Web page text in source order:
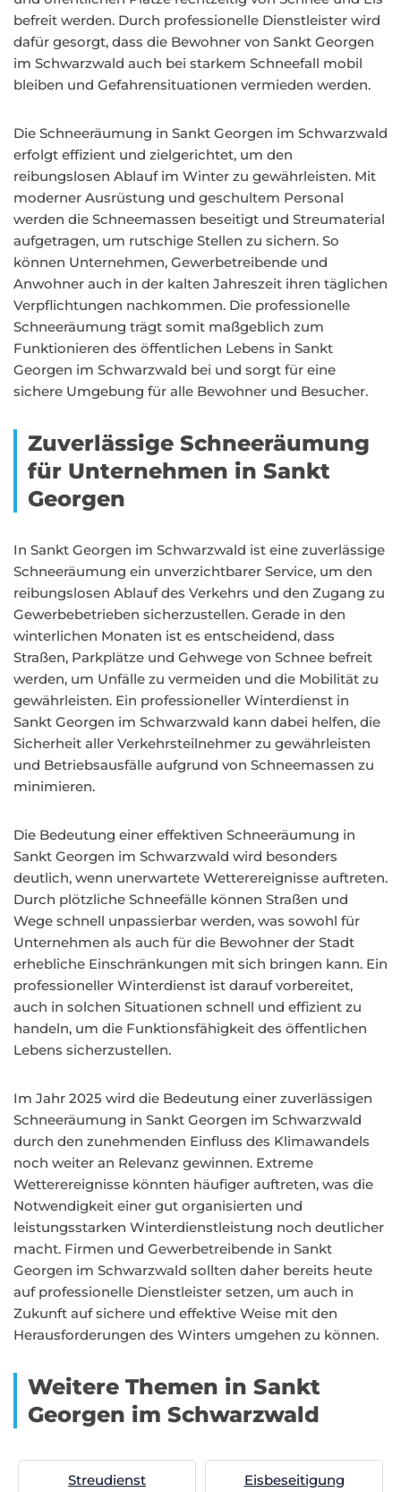
befreit werden. Durch professionelle Dienstleister wird
dafür gesorgt, dass die Bewohner von Sankt Georgen
im Schwarzwald auch bei starkem Schneefall mobil
bleiben und Gefahrensituationen vermieden werden.
Die Schneeräumung in Sankt Georgen im Schwarzwald
erfolgt effizient und zielgerichtet, um den
reibungslosen Ablauf im Winter zu gewährleisten. Mit
moderner Ausrüstung und geschultem Personal
werden die Schneemassen beseitigt und Streumaterial
aufgetragen, um rutschige Stellen zu sichern. So
können Unternehmen, Gewerbetreibende und
Anwohner auch in der kalten Jahreszeit ihren täglichen
Verpflichtungen nachkommen. Die professionelle
Schneeräumung trägt somit maßgeblich zum
Funktionieren des öffentlichen Lebens in Sankt
Georgen im Schwarzwald bei und sorgt für eine
sichere Umgebung für alle Bewohner und Besucher.
Zuverlässige Schneeräumung
für Unternehmen in Sankt
Georgen
In Sankt Georgen im Schwarzwald ist eine zuverlässige
Schneeräumung ein unverzichtbarer Service, um den
reibungslosen Ablauf des Verkehrs und den Zugang zu
Gewerbebetrieben sicherzustellen. Gerade in den
winterlichen Monaten ist es entscheidend, dass
Straßen, Parkplätze und Gehwege von Schnee befreit
werden, um Unfälle zu vermeiden und die Mobilität zu
gewährleisten. Ein professioneller Winterdienst in
Sankt Georgen im Schwarzwald kann dabei helfen, die
Sicherheit aller Verkehrsteilnehmer zu gewährleisten
und Betriebsausfälle aufgrund von Schneemassen zu
minimieren.
Die Bedeutung einer effektiven Schneeräumung in
Sankt Georgen im Schwarzwald wird besonders
deutlich, wenn unerwartete Wetterereignisse auftreten.
Durch plötzliche Schneefälle können Straßen und
Wege schnell unpassierbar werden, was sowohl für
Unternehmen als auch für die Bewohner der Stadt
erhebliche Einschränkungen mit sich bringen kann. Ein
professioneller Winterdienst ist darauf vorbereitet,
auch in solchen Situationen schnell und effizient zu
handeln, um die Funktionsfähigkeit des öffentlichen
Lebens sicherzustellen.
Im Jahr 2025 wird die Bedeutung einer zuverlässigen
Schneeräumung in Sankt Georgen im Schwarzwald
durch den zunehmenden Einfluss des Klimawandels
noch weiter an Relevanz gewinnen. Extreme
Wetterereignisse könnten häufiger auftreten, was die
Notwendigkeit einer gut organisierten und
leistungsstarken Winterdienstleistung noch deutlicher
macht. Firmen und Gewerbetreibende in Sankt
Georgen im Schwarzwald sollten daher bereits heute
auf professionelle Dienstleister setzen, um auch in
Zukunft auf sichere und effektive Weise mit den
Herausforderungen des Winters umgehen zu können.
Weitere Themen in Sankt
Georgen im Schwarzwald
Streudienst Eisbeseitigung